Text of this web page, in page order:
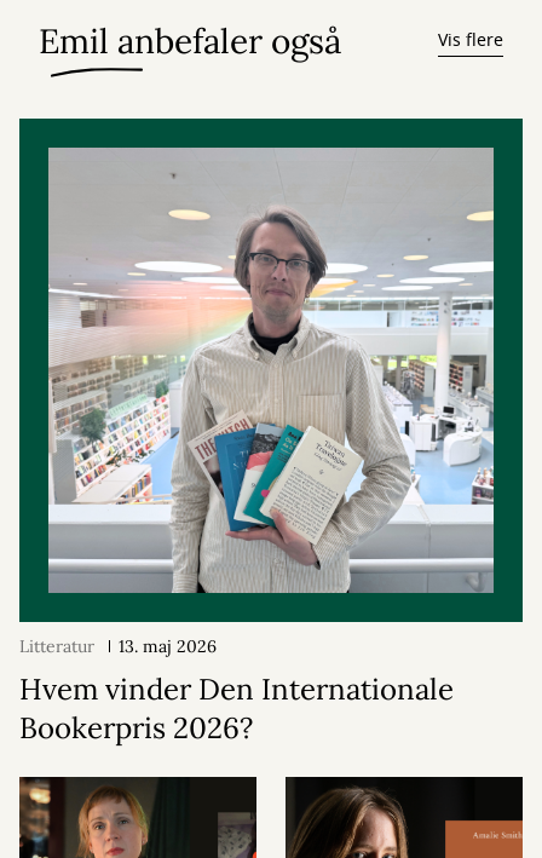
Emil anbefaler også Vis flere
Litteratur 13. maj 2026
Hvem vinder Den Internationale
Bookerpris 2026?